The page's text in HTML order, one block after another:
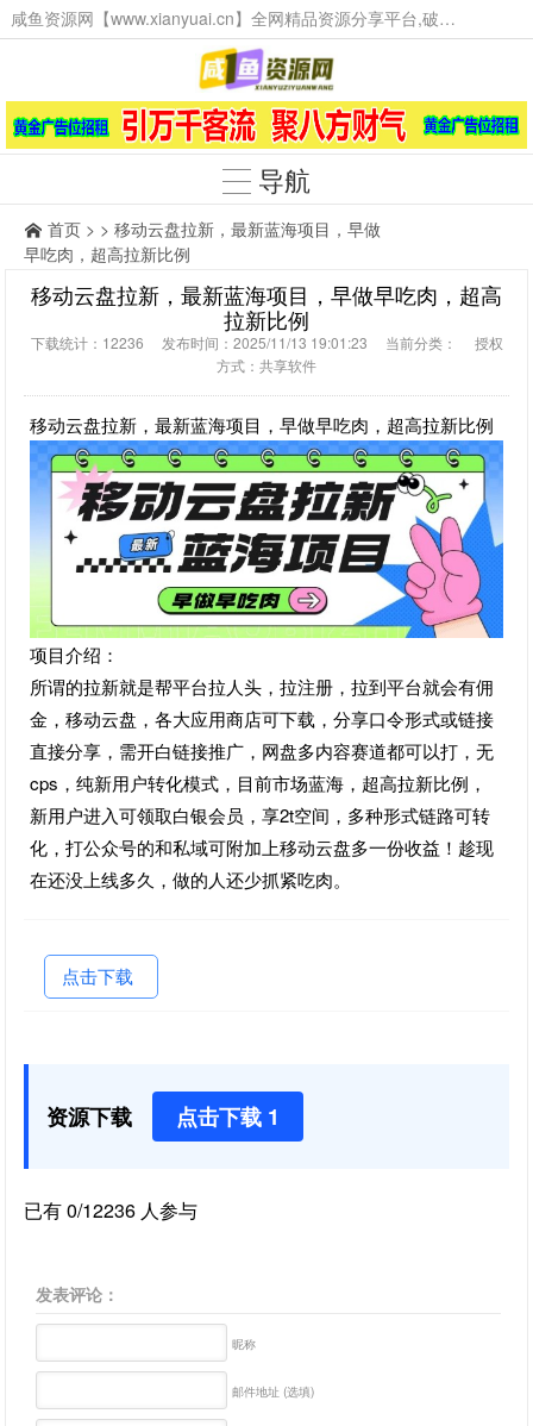
咸鱼资源网【www.xianyuai.cn】全网精品资源分享平台,破解软件,技术源码,火爆项目,工具辅助,这里无所不有。
导航
首页 > > 移动云盘拉新，最新蓝海项目，早做
早吃肉，超高拉新比例
移动云盘拉新，最新蓝海项目，早做早吃肉，超高
拉新比例
下载统计：12236 发布时间：2025/11/13 19:01:23 当前分类： 授权
方式：共享软件
移动云盘拉新，最新蓝海项目，早做早吃肉，超高拉新比例
项目介绍：
所谓的拉新就是帮平台拉人头，拉注册，拉到平台就会有佣
金，移动云盘，各大应用商店可下载，分享口令形式或链接
直接分享，需开白链接推广，网盘多内容赛道都可以打，无
cps，纯新用户转化模式，目前市场蓝海，超高拉新比例，
新用户进入可领取白银会员，享2t空间，多种形式链路可转
化，打公众号的和私域可附加上移动云盘多一份收益！趁现
在还没上线多久，做的人还少抓紧吃肉。
点击下载
资源下载 点击下载 1
已有 0/12236 人参与
发表评论：
昵称
邮件地址 (选填)